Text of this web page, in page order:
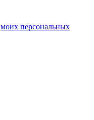
моих персональных